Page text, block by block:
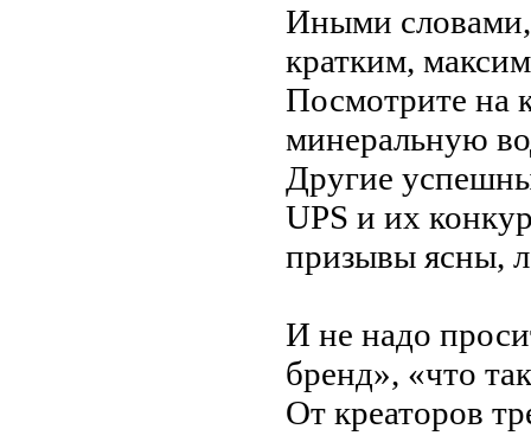
Иными
кратким,
Посмотрите на
минеральную
Другие
UPS и их
призывы ясны,
И не надо
бренд», «что
От креаторов